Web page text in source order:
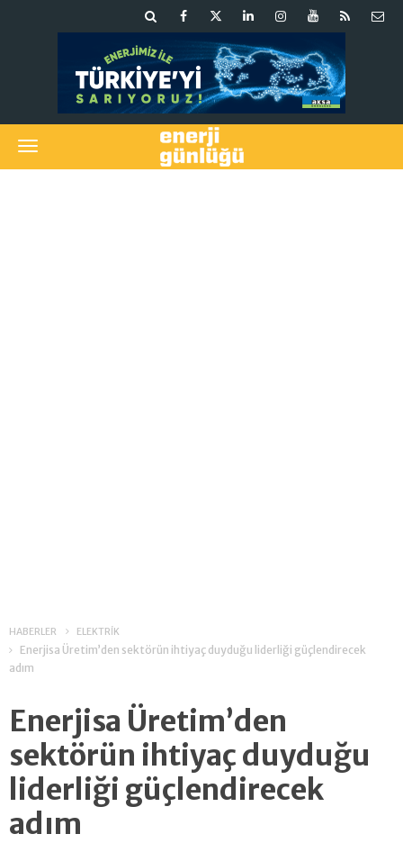
HABERLER ELEKTRİK
Enerjisa Üretim’den sektörün ihtiyaç duyduğu liderliği güçlendirecek
adım
Enerjisa Üretim’den
sektörün ihtiyaç duyduğu
liderliği güçlendirecek
adım